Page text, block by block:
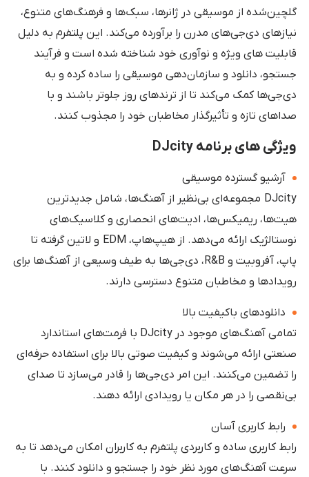
گلچین‌شده از موسیقی در ژانرها، سبک‌ها و فرهنگ‌های متنوع،
نیازهای دی‌جی‌های مدرن را برآورده می‌کند. این پلتفرم به دلیل
قابلیت های ویژه و نوآوری خود شناخته شده است و فرآیند
جستجو، دانلود و سازمان‌دهی موسیقی را ساده کرده و به
دی‌جی‌ها کمک می‌کند تا از ترندهای روز جلوتر باشند و با
صداهای تازه و تأثیرگذار مخاطبان خود را مجذوب کنند.
ویژگی های برنامه DJcity
آرشیو گسترده موسیقی
DJcity مجموعه‌ای بی‌نظیر از آهنگ‌ها، شامل جدیدترین
هیت‌ها، ریمیکس‌ها، ادیت‌های انحصاری و کلاسیک‌های
نوستالژیک ارائه می‌دهد. از هیپ‌هاپ، EDM و لاتین گرفته تا
پاپ، آفروبیت و R&B، دی‌جی‌ها به طیف وسیعی از آهنگ‌ها برای
رویدادها و مخاطبان متنوع دسترسی دارند.
دانلودهای باکیفیت بالا
تمامی آهنگ‌های موجود در DJcity با فرمت‌های استاندارد
صنعتی ارائه می‌شوند و کیفیت صوتی بالا برای استفاده حرفه‌ای
را تضمین می‌کنند. این امر دی‌جی‌ها را قادر می‌سازد تا صدای
بی‌نقصی را در هر مکان یا رویدادی ارائه دهند.
رابط کاربری آسان
رابط کاربری ساده و کاربردی پلتفرم به کاربران امکان می‌دهد تا به
سرعت آهنگ‌های مورد نظر خود را جستجو و دانلود کنند. با